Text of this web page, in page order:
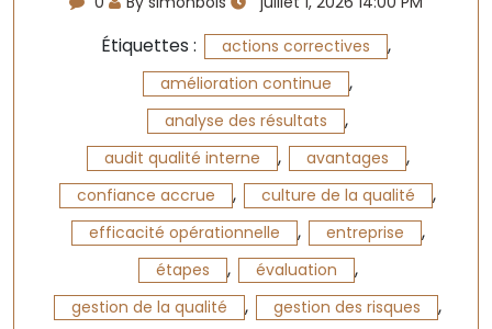
Étiquettes : actions correctives ,
amélioration continue ,
analyse des résultats ,
audit qualité interne , avantages ,
confiance accrue , culture de la qualité ,
efficacité opérationnelle , entreprise ,
étapes , évaluation ,
gestion de la qualité , gestion des risques ,